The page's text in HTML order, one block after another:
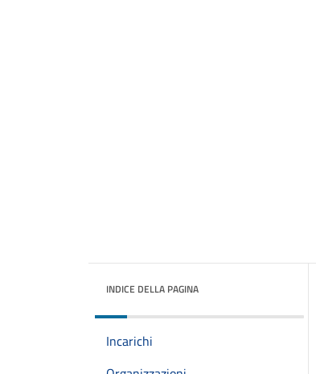
INDICE DELLA PAGINA
Incarichi